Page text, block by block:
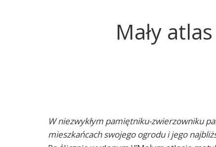
Mały
W niezwykłym pamiętniku-zwierzowniku
mieszkańcach swojego ogrodu i jego